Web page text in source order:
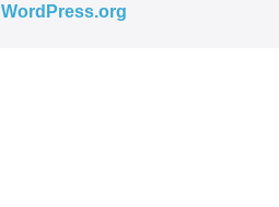
WordPress.org